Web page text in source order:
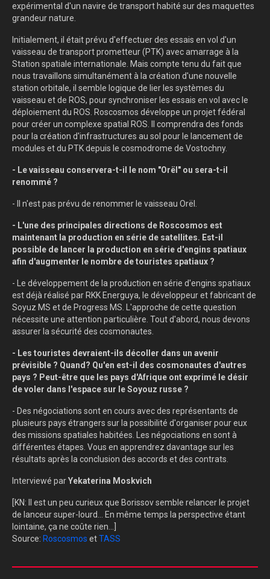
expérimental d'un navire de transport habité sur des maquettes
grandeur nature.
Initialement, il était prévu d'effectuer des essais en vol d'un
vaisseau de transport prometteur (PTK) avec amarrage à la
Station spatiale internationale. Mais compte tenu du fait que
nous travaillons simultanément à la création d'une nouvelle
station orbitale, il semble logique de lier les systèmes du
vaisseau et de ROS, pour synchroniser les essais en vol avec le
déploiement du ROS. Roscosmos développe un projet fédéral
pour créer un complexe spatial ROS. Il comprendra des fonds
pour la création d'infrastructures au sol pour le lancement de
modules et du PTK depuis le cosmodrome de Vostochny.
- Le vaisseau conservera-t-il le nom "Orël" ou sera-t-il
renommé ?
- Il n'est pas prévu de renommer le vaisseau Orël.
- L'une des principales directions de Roscosmos est
maintenant la production en série de satellites. Est-il
possible de lancer la production en série d'engins spatiaux
afin d'augmenter le nombre de touristes spatiaux ?
- Le développement de la production en série d'engins spatiaux
est déjà réalisé par RKK Energuya, le développeur et fabricant de
Soyuz MS et de Progress MS. L'approche de cette question
nécessite une attention particulière. Tout d'abord, nous devons
assurer la sécurité des cosmonautes.
- Les touristes devraient-ils décoller dans un avenir
prévisible ? Quand? Qu'en est-il des cosmonautes d'autres
pays ? Peut-être que les pays d'Afrique ont exprimé le désir
de voler dans l'espace sur le Soyouz russe ?
- Des négociations sont en cours avec des représentants de
plusieurs pays étrangers sur la possibilité d'organiser pour eux
des missions spatiales habitées. Les négociations en sont à
différentes étapes. Vous en apprendrez davantage sur les
résultats après la conclusion des accords et des contrats.
Interviewé parYekaterina Moskvich
[KN: Il est un peu curieux que Borissov semble relancer le projet
de lanceur super-lourd... En même temps la perspective étant
lointaine, ça ne coûte rien...]
Source: Roscosmos etTASS